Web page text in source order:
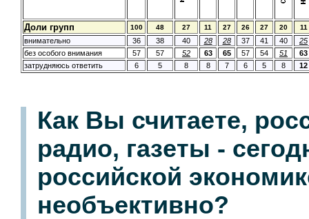
Доли групп 100 48 27 11 27 26 27 20 11
внимательно 36 38 40 28 28 37 41 40
25
без особого внимания
57 57 52 63 65 57 54 51
63
затрудняюсь ответить
6 5 8 8 7 6 5 8 12
Как Вы считаете,
радио, газеты -
российской
необъективно?